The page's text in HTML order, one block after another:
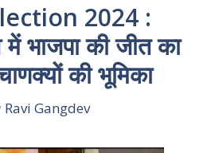
2024 :
में भाजपा की जीत का
की भूमिका
Ravi Gangdev